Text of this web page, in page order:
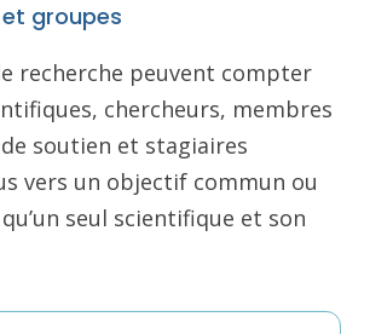
groupes
recherche peuvent compter
chercheurs, membres
soutien et stagiaires
vers un objectif commun ou
seul scientifique et son